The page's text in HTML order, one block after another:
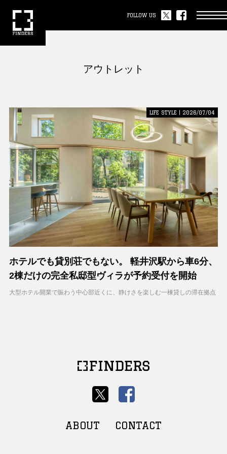
FOLLOW US
アウトレット
LIFE STYLE | 2026/07/04
ホテルでも貸別荘でもない。 軽井沢駅から車6分、
2棟だけの完全私邸型ヴィラが予約受付を開始
大型ホテル開業で賑わう中心部近くに、静けさを楽しむ一棟貸しの滞在拠点
ABOUT CONTACT